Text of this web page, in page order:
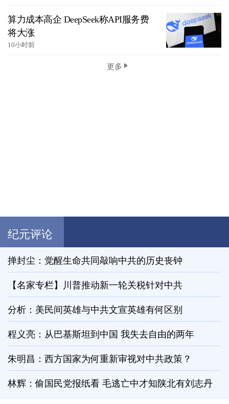
算力成本高企 DeepSeek称API服务费
将大涨
10小时前
更多
纪元评论
掸封尘：觉醒生命共同敲响中共的历史丧钟
【名家专栏】川普推动新一轮关税针对中共
分析：美民间英雄与中共文宣英雄有何区别
程义亮：从巴基斯坦到中国 我失去自由的两年
朱明昌：西方国家为何重新审视对中共政策？
林辉：偷国民党报纸看 毛逃亡中才知陕北有刘志丹